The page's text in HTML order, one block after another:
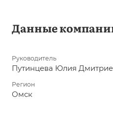
Данные
Руководитель
Путинцева Юлия
Регион
Омск